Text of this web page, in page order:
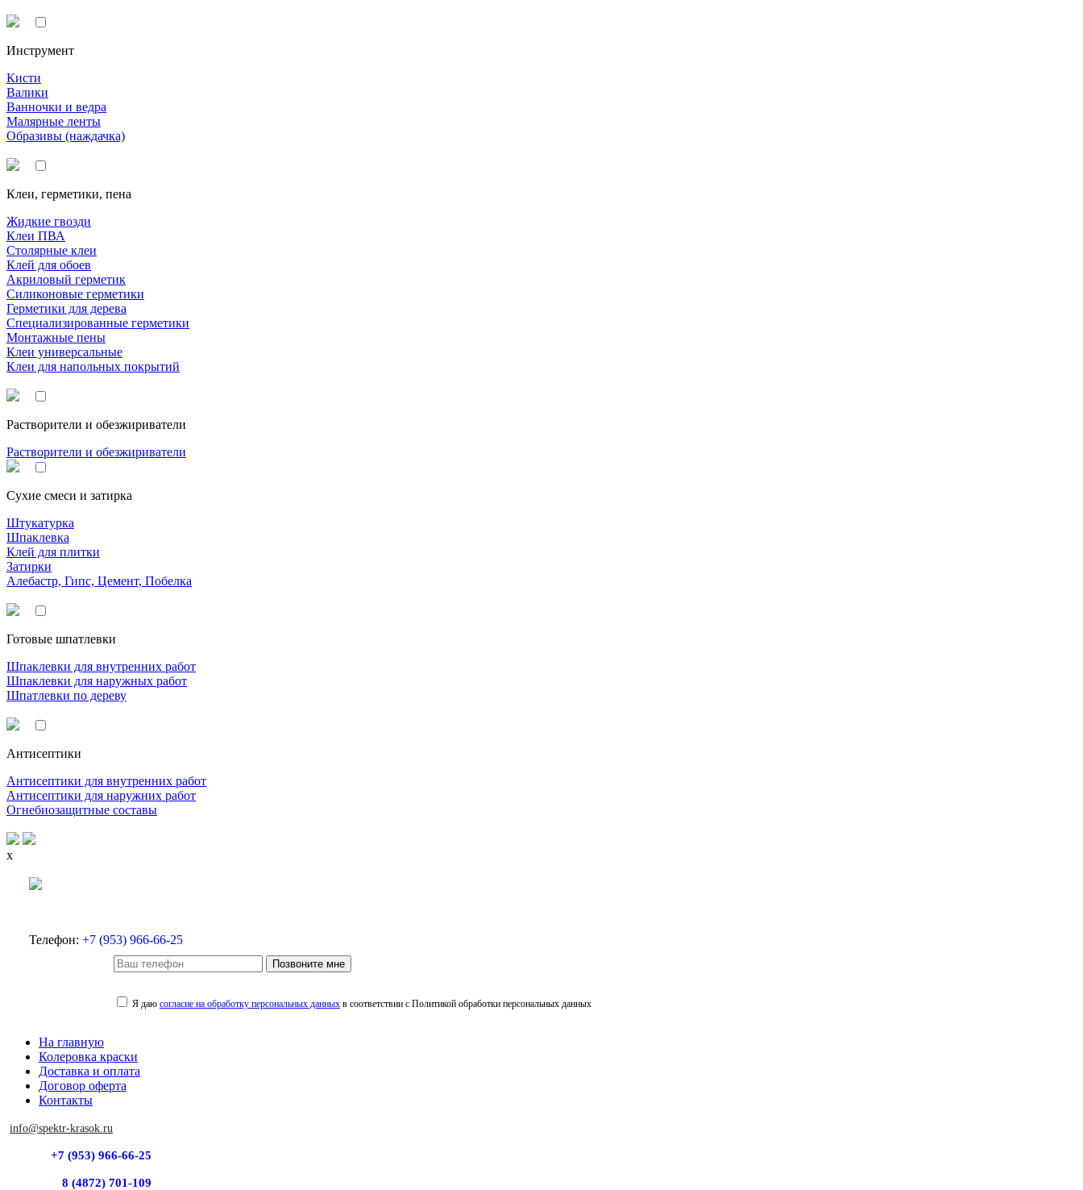
Инструмент
Кисти
Валики
Ванночки и ведра
Малярные ленты
Образивы (наждачка)
Клеи, герметики, пена
Жидкие гвозди
Клеи ПВА
Столярные клеи
Клей для обоев
Акриловый герметик
Силиконовые герметики
Герметики для дерева
Специализированные герметики
Монтажные пены
Клеи универсальные
Клеи для напольных покрытий
Растворители и обезжириватели
Растворители и обезжириватели
Сухие смеси и затирка
Штукатурка
Шпаклевка
Клей для плитки
Затирки
Алебастр, Гипс, Цемент, Побелка
Готовые шпатлевки
Шпаклевки для внутренних работ
Шпаклевки для наружных работ
Шпатлевки по дереву
Антисептики
Антисептики для внутренних работ
Антисептики для наружних работ
Огнебиозащитные составы
x
Телефон: +7 (953) 966-66-25
Позвоните мне
Я даю согласие на обработку персональных данныхв соответствии с Политикой обработки персональных данных
На главную
Колеровка краски
Доставка и оплата
Договор оферта
Контакты
info@spektr-krasok.ru
+7 (953) 966-66-25
8 (4872) 701-109